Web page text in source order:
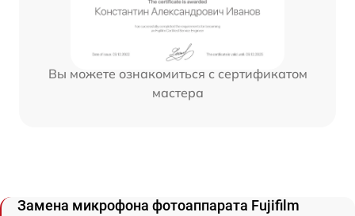
Вы можете ознакомиться с сертификатом
мастера
Замена микрофона фотоаппарата Fujifilm